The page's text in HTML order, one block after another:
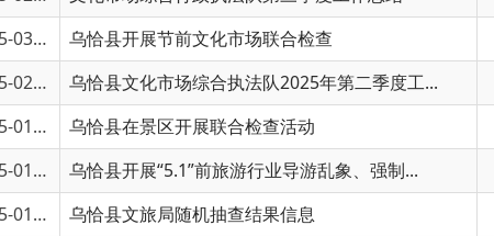
乌恰县在景区开展联合检查活动
乌恰县开展“5.1”前旅游行业导游乱象、强制...
乌恰县文旅局随机抽查结果信息
乌恰县文旅局2025年第一季度执法小结
乌恰县文旅局二月份执法检查情况
乌恰县文旅局随机抽查事项清单